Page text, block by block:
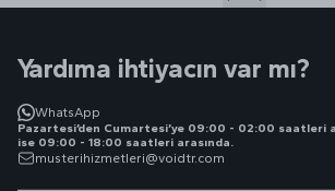
Yardıma ihtiyacın var mı?
WhatsApp
Pazartesi’den Cumartesi’ye 09:00 - 02:00 saatleri
ise 09:00 - 18:00 saatleri arasında.
musterihizmetleri@voidtr.com